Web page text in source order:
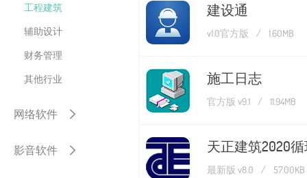
工程建筑
辅助设计
财务管理
其他行业
网络软件
影音软件
建设通
v1.0官方版 / 1.60MB
施工日志
官方版 v9.1 / 11.94MB
天正建筑2020
最新版 v8.0 / 57.00KB